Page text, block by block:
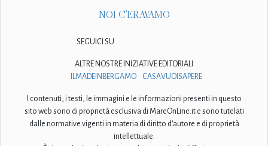
NOI C'ERAVAMO
SEGUICI SU
ALTRE NOSTRE INIZIATIVE EDITORIALI
ILMADEINBERGAMO
CASAVUOISAPERE
I contenuti, i testi, le immagini e le informazioni presenti in questo
sito web sono di proprietà esclusiva di MareOnLine.it e sono tutelati
dalle normative vigenti in materia di diritto d'autore e di proprietà
intellettuale.